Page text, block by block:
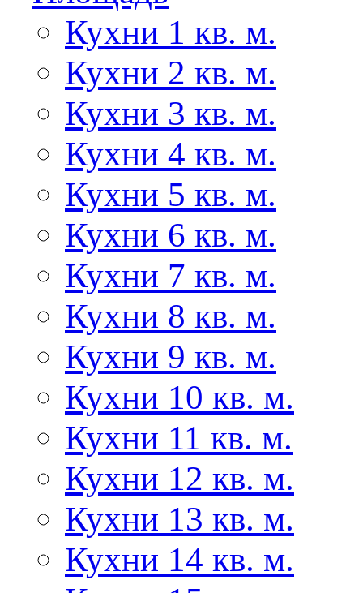
Кухни 1 кв. м.
Кухни 2 кв. м.
Кухни 3 кв. м.
Кухни 4 кв. м.
Кухни 5 кв. м.
Кухни 6 кв. м.
Кухни 7 кв. м.
Кухни 8 кв. м.
Кухни 9 кв. м.
Кухни 10 кв. м.
Кухни 11 кв. м.
Кухни 12 кв. м.
Кухни 13 кв. м.
Кухни 14 кв. м.